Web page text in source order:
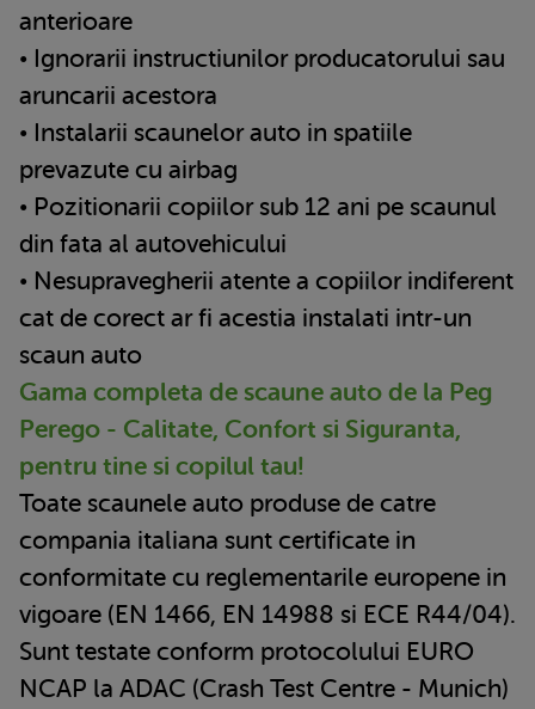
anterioare
• Ignorarii instructiunilor producatorului sau
aruncarii acestora
• Instalarii scaunelor auto in spatiile
prevazute cu airbag
• Pozitionarii copiilor sub 12 ani pe scaunul
din fata al autovehicului
• Nesupravegherii atente a copiilor indiferent
cat de corect ar fi acestia instalati intr-un
scaun auto
Gama completa de scaune auto de la Peg
Perego - Calitate, Confort si Siguranta,
pentru tine si copilul tau!
Toate scaunele auto produse de catre
compania italiana sunt certificate in
conformitate cu reglementarile europene in
vigoare (EN 1466, EN 14988 si ECE R44/04).
Sunt testate conform protocolului EURO
NCAP la ADAC (Crash Test Centre - Munich)